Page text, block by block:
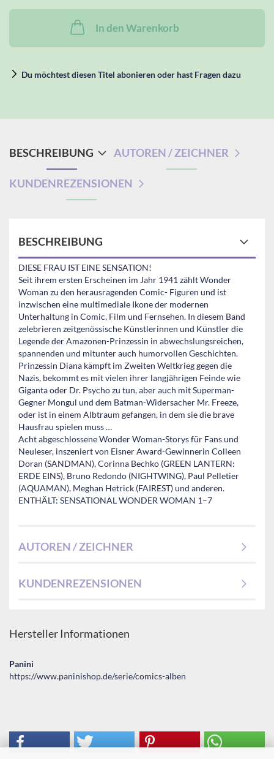
In den Warenkorb
Du möchtest diesen Titel abonieren oder hast Fragen dazu
BESCHREIBUNG AUTOREN / ZEICHNER
KUNDENREZENSIONEN
BESCHREIBUNG
DIESE FRAU IST EINE SENSATION!
Seit ihrem ersten Erscheinen im Jahr 1941 zählt Wonder
Woman zu den herausragenden Comic- Figuren und ist
inzwischen eine multimediale Ikone der modernen
Unterhaltung in Comic, Film und Fernsehen. In diesem Band
zelebrieren zeitgenössische Künstlerinnen und Künstler die
Legende der Amazonen-Prinzessin in abwechslungsreichen,
spannenden und mitunter auch humorvollen Geschichten.
Prinzessin Diana kämpft im Zweiten Weltkrieg gegen die
Nazis, bekommt es mit vielen ihrer langjährigen Feinde wie
Giganta oder Dr. Psycho zu tun, aber auch mit Superman-
Gegner Mongul und dem Batman-Widersacher Mr. Freeze,
oder ist in einem Albtraum gefangen, in dem sie die brave
Hausfrau spielen muss …
Acht abgeschlossene Wonder Woman-Storys für Fans und
Neuleser, inszeniert von Eisner Award-Gewinnerin Colleen
Doran (SANDMAN), Corinna Bechko (GREEN LANTERN:
ERDE EINS), Bruno Redondo (NIGHTWING), Paul Pelletier
(AQUAMAN), Meghan Hetrick (FAIREST) und anderen.
ENTHÄLT: SENSATIONAL WONDER WOMAN 1–7
AUTOREN / ZEICHNER
KUNDENREZENSIONEN
Hersteller Informationen
Panini
https://www.paninishop.de/serie/comics-alben